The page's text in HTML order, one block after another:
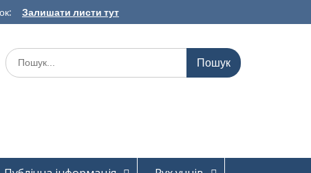
Залишати листи тут
Шукати: